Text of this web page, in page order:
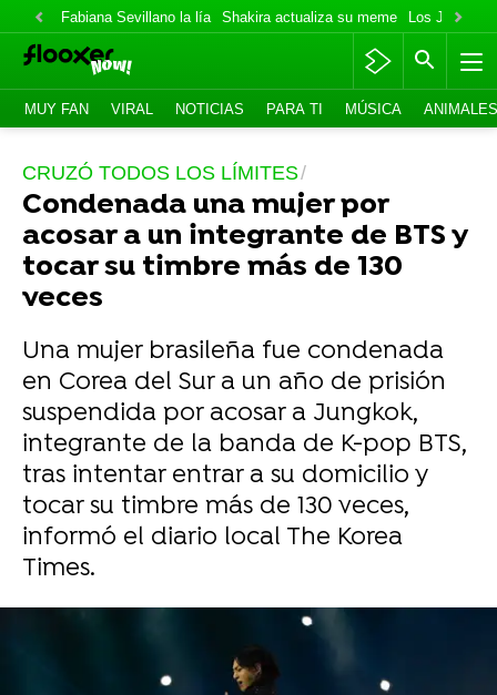
Fabiana Sevillano la lía Shakira actualiza su meme Los Jonas
MUY FAN VIRAL NOTICIAS PARA TI MÚSICA ANIMALES
CRUZÓ TODOS LOS LÍMITES
Condenada una mujer por
acosar a un integrante de BTS y
tocar su timbre más de 130
veces
Una mujer brasileña fue condenada
en Corea del Sur a un año de prisión
suspendida por acosar a Jungkok,
integrante de la banda de K-pop BTS,
tras intentar entrar a su domicilio y
tocar su timbre más de 130 veces,
informó el diario local The Korea
Times.